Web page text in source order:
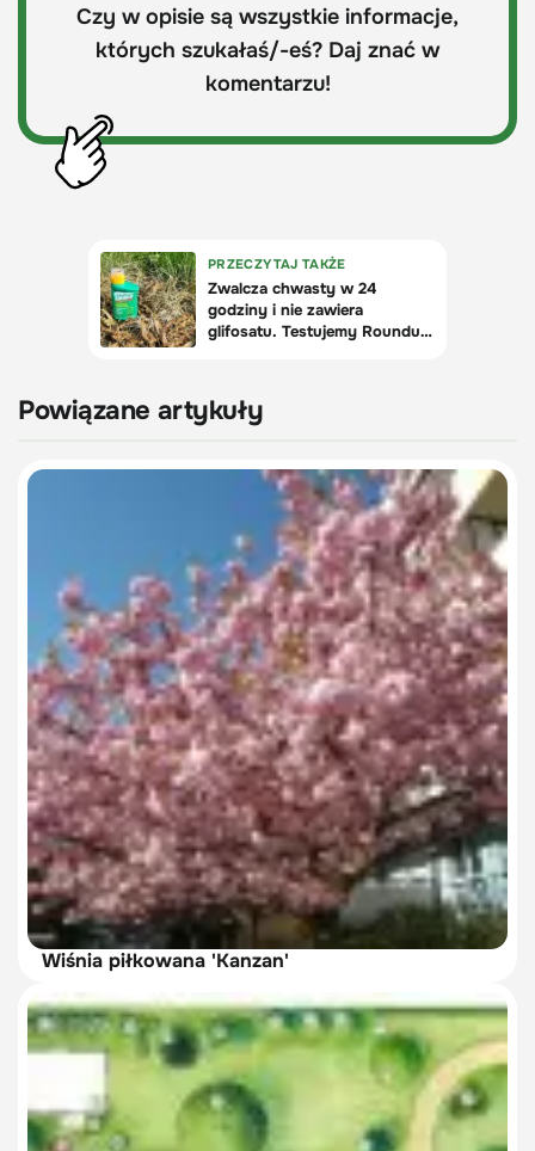
Czy w opisie są wszystkie informacje,
których szukałaś/-eś? Daj znać w
komentarzu!
Powiązane artykuły
Wiśnia piłkowana 'Kanzan'